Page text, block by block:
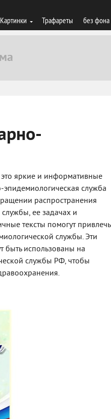
Картинки Трафареты без фона
яркие и информативные
служба
распространения
ее задачах и
тексты помогут привлечь
службы. Эти
быть использованы на
службы РФ, чтобы